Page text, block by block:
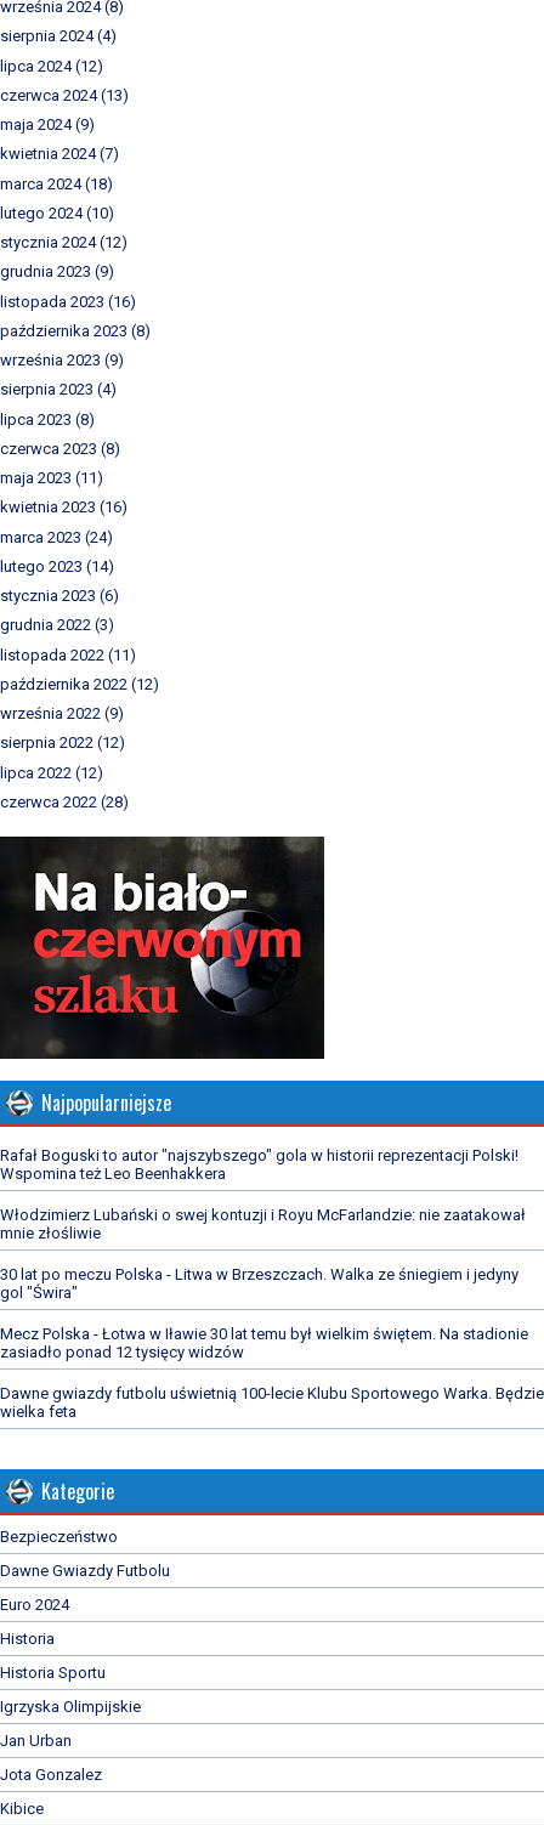
września 2024(8)
sierpnia 2024(4)
lipca 2024(12)
czerwca 2024(13)
maja 2024(9)
kwietnia 2024(7)
marca 2024(18)
lutego 2024(10)
stycznia 2024(12)
grudnia 2023 (9)
listopada 2023 (16)
października 2023 (8)
września 2023 (9)
sierpnia 2023 (4)
lipca 2023 (8)
czerwca 2023 (8)
maja 2023 (11)
kwietnia 2023 (16)
marca 2023 (24)
lutego 2023 (14)
stycznia 2023 (6)
grudnia 2022 (3)
listopada 2022 (11)
października 2022 (12)
września 2022 (9)
sierpnia 2022 (12)
lipca 2022 (12)
czerwca 2022 (28)
Najpopularniejsze
Rafał Boguski to autor "najszybszego" gola w historii reprezentacji Polski!
Wspomina też Leo Beenhakkera
Włodzimierz Lubański o swej kontuzji i Royu McFarlandzie: nie zaatakował
mnie złośliwie
30 lat po meczu Polska - Litwa w Brzeszczach. Walka ze śniegiem i jedyny
gol "Świra"
Mecz Polska - Łotwa w Iławie 30 lat temu był wielkim świętem. Na stadionie
zasiadło ponad 12 tysięcy widzów
Dawne gwiazdy futbolu uświetnią 100-lecie Klubu Sportowego Warka. Będzie
wielka feta
Kategorie
Bezpieczeństwo
Dawne Gwiazdy Futbolu
Euro 2024
Historia
Historia Sportu
Igrzyska Olimpijskie
Jan Urban
Jota Gonzalez
Kibice